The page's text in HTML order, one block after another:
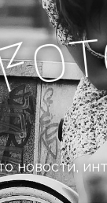
ot
новости,